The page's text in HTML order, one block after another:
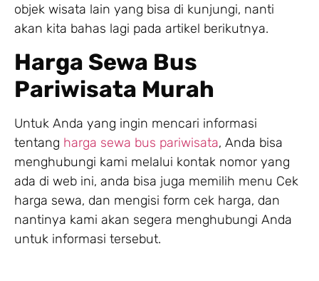
objek wisata lain yang bisa di kunjungi, nanti
akan kita bahas lagi pada artikel berikutnya.
Harga Sewa Bus
Pariwisata Murah
Untuk Anda yang ingin mencari informasi
tentang harga sewa bus pariwisata, Anda bisa
menghubungi kami melalui kontak nomor yang
ada di web ini, anda bisa juga memilih menu Cek
harga sewa, dan mengisi form cek harga, dan
nantinya kami akan segera menghubungi Anda
untuk informasi tersebut.